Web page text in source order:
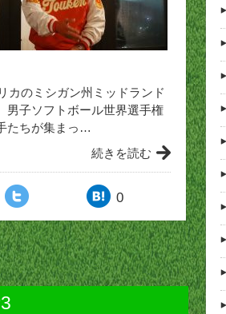
カのミシガン州ミッドランド
男子ソフトボール世界選手権
たちが集まっ…
続きを読む
0